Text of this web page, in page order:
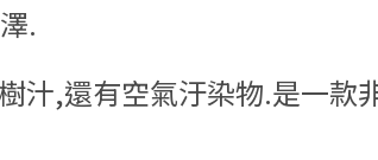
.
汁,還有空氣汙染物.是一款